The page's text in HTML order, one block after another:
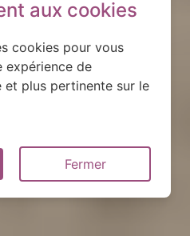
aux cookies
cookies pour vous
expérience de
et plus pertinente sur le
Fermer